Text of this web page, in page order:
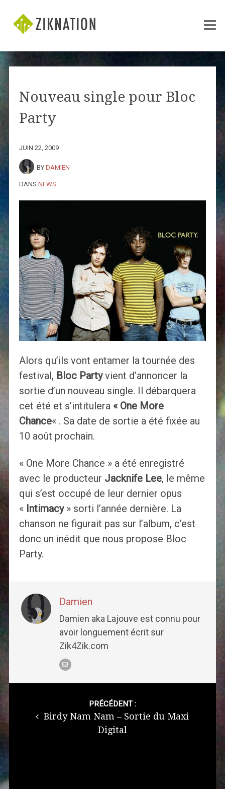
Nouveau single pour Bloc
Party
JUIN 22, 2009
BY DAMIEN
DANS NEWS
Alors qu’ils vont entamer la tournée des
festival, Bloc Partyvient d’annoncer la
sortie d’un nouveau single. Il débarquera
cet été et s’intitulera « One More
Chance« . Sa date de sortie a été fixée au
10 août prochain.
« One More Chance » a été enregistré
avec le producteur Jacknife Lee, le même
qui s’est occupé de leur dernier opus
« Intimacy» sorti l’année dernière. La
chanson ne figurait pas sur l’album, c’est
donc un inédit que nous propose Bloc
Party.
Damien
Damien aka Lajouve est connu pour
avoir longuement écrit sur
Zik4Zik.com
PRÉCÉDENT :
Birdy Nam Nam – Sortie du Maxi
Digital